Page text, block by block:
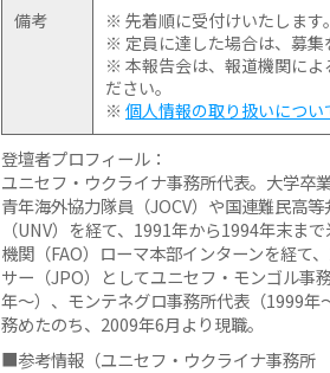
備考
※ 先着順に受付けいたします。
※ 定員に達した場合は、募集
※ 本報告会は、報道機関によ
ださい。
※ 個人情報の取り扱いについ
登壇者プロフィール：
ユニセフ・ウクライナ事務所代表。大学卒
青年海外協力隊員（JOCV）や国連難民高
（UNV）を経て、1991年から1994年末ま
機関（FAO）ローマ本部インターンを経て
サー（JPO）としてユニセフ・モンゴル事
年〜）、モンテネグロ事務所代表（1999
務めたのち、2009年6月より現職。
■参考情報（ユニセフ・ウクライナ事務所